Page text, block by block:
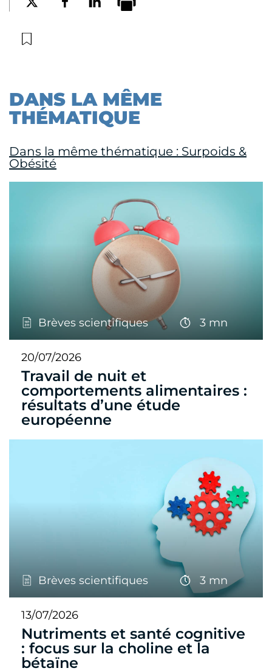
DANS LA MÊME
THÉMATIQUE
Dans la même thématique : Surpoids &
Obésité
Brèves scientifiques 3 mn
20/07/2026
Travail de nuit et
comportements alimentaires :
résultats d’une étude
européenne
Brèves scientifiques 3 mn
13/07/2026
Nutriments et santé cognitive
: focus sur la choline et la
bétaïne